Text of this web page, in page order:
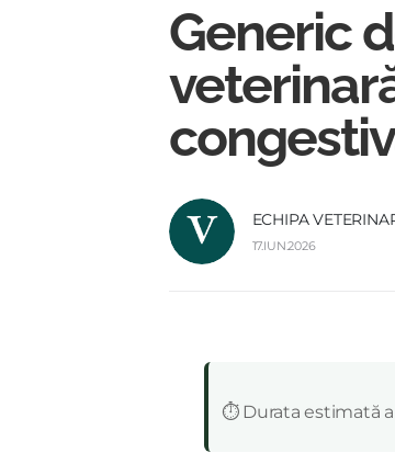
Generic
ECHIPA
17.IUN.2026
⏱️ Durata estimată